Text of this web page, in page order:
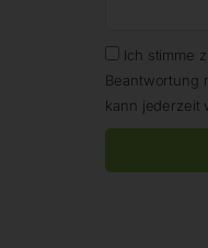
Ich stimme
Beantwortung
kann jederzeit